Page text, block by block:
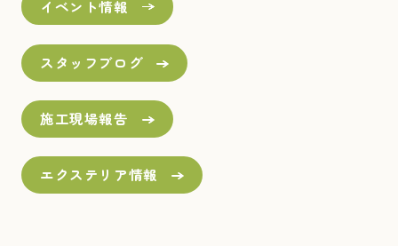
イベント情報
スタッフブログ
施工現場報告
エクステリア情報